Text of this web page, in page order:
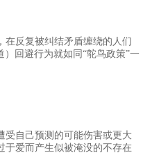
反复被纠结矛盾缠绕的人们
回避行为就如同“鸵鸟政策”一
受自己预测的可能伤害或更大
于爱而产生似被淹没的不存在